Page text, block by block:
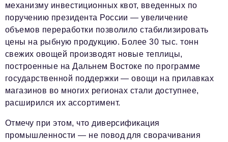
механизму инвестиционных квот, введенных по
поручению президента России — увеличение
объемов переработки позволило стабилизировать
цены на рыбную продукцию. Более 30 тыс. тонн
свежих овощей производят новые теплицы,
построенные на Дальнем Востоке по программе
государственной поддержки — овощи на прилавках
магазинов во многих регионах стали доступнее,
расширился их ассортимент.
Отмечу при этом, что диверсификация
промышленности — не повод для сворачивания